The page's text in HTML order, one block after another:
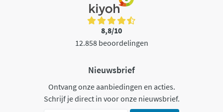
8,8/10
12.858 beoordelingen
Nieuwsbrief
Ontvang onze aanbiedingen en acties.
Schrijf je direct in voor onze nieuwsbrief.